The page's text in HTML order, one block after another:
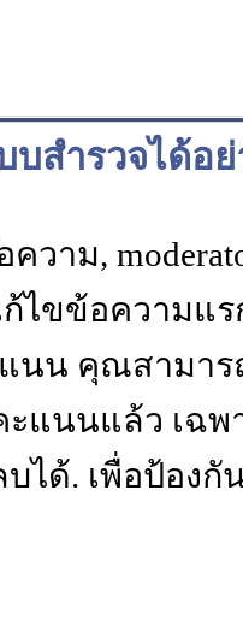
สำรวจได้อย่
วาม,
ไขข้อความแ
นน คุณสามา
แนนแล้ว เฉพา
ได้. เพื่อป้อง